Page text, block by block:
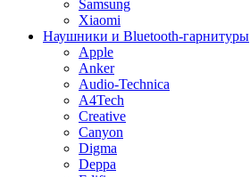
Samsung
Xiaomi
Наушники и Bluetooth-гарнитуры
Apple
Anker
Audio-Technica
A4Tech
Creative
Canyon
Digma
Deppa